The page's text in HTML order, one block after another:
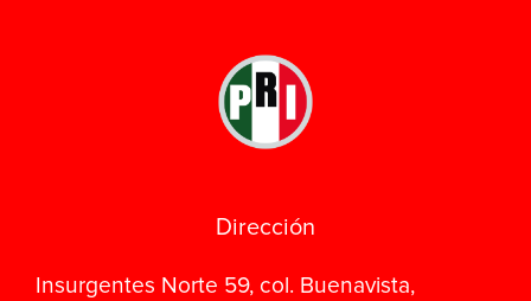
Dirección
Insurgentes Norte 59, col. Buenavista,